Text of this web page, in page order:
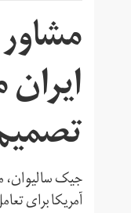
جیک سالیوان،
آمریکا برای